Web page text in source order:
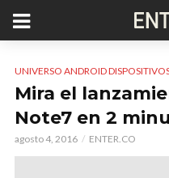
UNIVERSO ANDROID
Mira el
Note7 en 2
agosto 4, 2016 ENTER.CO